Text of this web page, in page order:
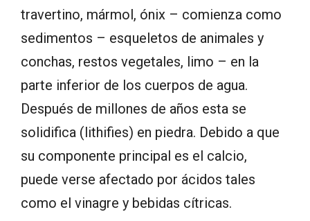
travertino, mármol, ónix – comienza como
sedimentos – esqueletos de animales y
conchas, restos vegetales, limo – en la
parte inferior de los cuerpos de agua.
Después de millones de años esta se
solidifica (lithifies) en piedra. Debido a que
su componente principal es el calcio,
puede verse afectado por ácidos tales
como el vinagre y bebidas cítricas.